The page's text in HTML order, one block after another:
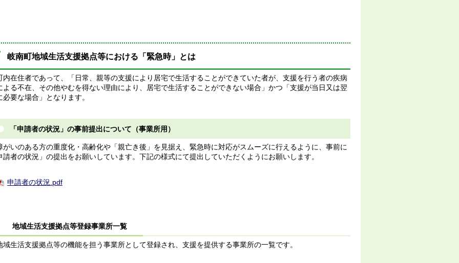
岐南町地域生活支援拠点等における「緊急時」とは
在住者であって、「日常、親等の支援により居宅で生活することができていた者が、支援を行う者の疾病
よる不在、その他やむを得ない理由により、居宅で生活することができない場合」かつ「支援が当日又は翌
必要な場合」となります。
「申請者の状況」の事前提出について（事業所用）
いのある方の重度化・高齢化や「親亡き後」を見据え、緊急時に対応がスムーズに行えるように、事前に
請者の状況」の提出をお願いしています。下記の様式にて提出していただくようにお願いします。
申請者の状況.pdf
地域生活支援拠点等登録事業所一覧
生活支援拠点等の機能を担う事業所として登録され、支援を提供する事業所の一覧です。